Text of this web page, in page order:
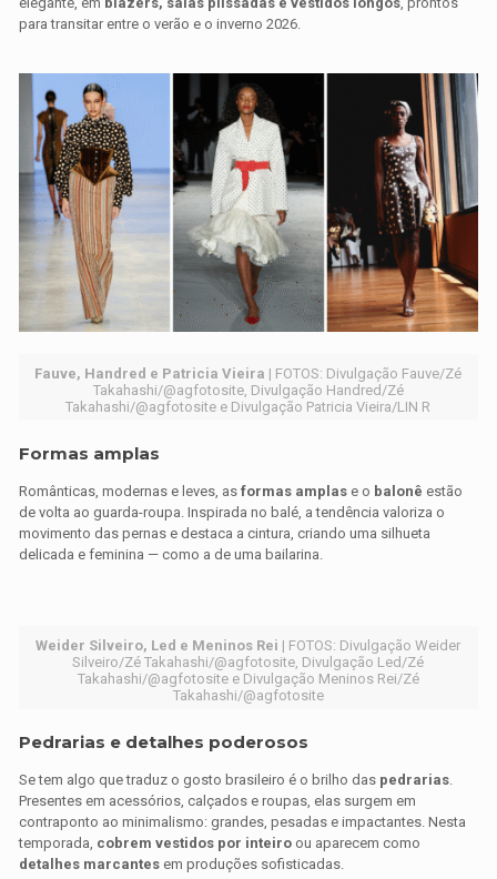
para transitar entre o verão e o inverno 2026.
Fauve, Handred e Patricia Vieira | FOTOS: Divulgação Fauve/Zé
Takahashi/@agfotosite, Divulgação Handred/Zé
Takahashi/@agfotosite e Divulgação Patricia Vieira/LIN R
Formas amplas
Românticas, modernas e leves, asformas amplas e o balonê estão
de volta ao guarda-roupa. Inspirada no balé, a tendência valoriza o
movimento das pernas e destaca a cintura, criando uma silhueta
delicada e feminina — como a de uma bailarina.
Weider Silveiro, Led e Meninos Rei | FOTOS: Divulgação Weider
Silveiro/Zé Takahashi/@agfotosite, Divulgação Led/Zé
Takahashi/@agfotosite e Divulgação Meninos Rei/Zé
Takahashi/@agfotosite
Pedrarias e detalhes poderosos
Se tem algo que traduz o gosto brasileiro é o brilho das pedrarias
Presentes em acessórios, calçados e roupas, elas surgem em
contraponto ao minimalismo: grandes, pesadas e impactantes. Nesta
temporada, cobrem vestidos por inteiro ou aparecem como
detalhes marcantes em produções sofisticadas.